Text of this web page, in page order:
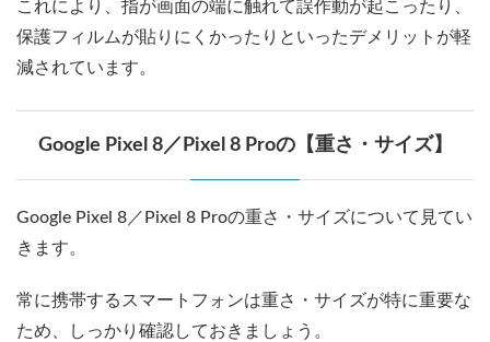
これにより、指が画面の端に触れて誤作動が起こったり、
保護フィルムが貼りにくかったりといったデメリットが軽
減されています。
Google Pixel 8／Pixel 8 Proの【重さ・サイズ】
Google Pixel 8／Pixel 8 Proの重さ・サイズについて見てい
きます。
常に携帯するスマートフォンは重さ・サイズが特に重要な
ため、しっかり確認しておきましょう。